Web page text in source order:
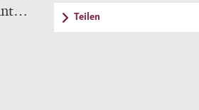
Teilen